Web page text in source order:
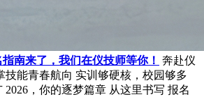
南来了，我们在仪技师等你！ 奔赴仪
技能青春航向 实训够硬核，校园够多
2026，你的逐梦篇章 从这里书写 报名